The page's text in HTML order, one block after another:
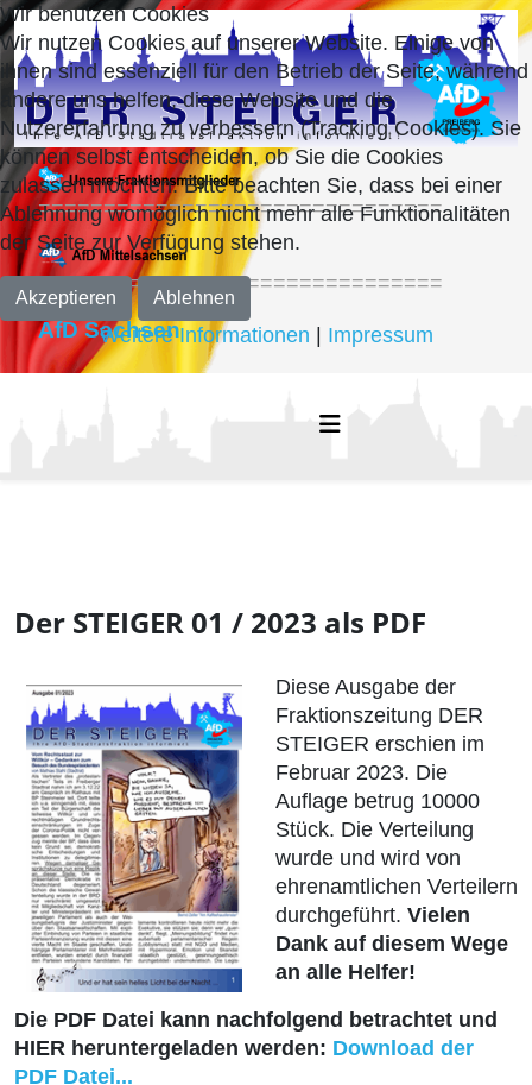
===============================
===============================
AfD Sachsen
Der STEIGER 01 / 2023 als PDF
Diese Ausgabe der
Fraktionszeitung DER
STEIGER erschien im
Februar 2023. Die
Auflage betrug 10000
Stück. Die Verteilung
wurde und wird von
ehrenamtlichen Verteilern
durchgeführt. Vielen
Dank auf diesem Wege
an alle Helfer!
Die PDF Datei kann nachfolgend betrachtet und
HIER heruntergeladen werden: Download der
PDF Datei...
Wir benutzen Cookies
Wir nutzen Cookies auf unserer Website. Einige von
ihnen sind essenziell für den Betrieb der Seite, während
andere uns helfen, diese Website und die
Nutzererfahrung zu verbessern (Tracking Cookies). Sie
können selbst entscheiden, ob Sie die Cookies
zulassen möchten. Bitte beachten Sie, dass bei einer
Ablehnung womöglich nicht mehr alle Funktionalitäten
der Seite zur Verfügung stehen.
Akzeptieren Ablehnen
Weitere Informationen Impressum